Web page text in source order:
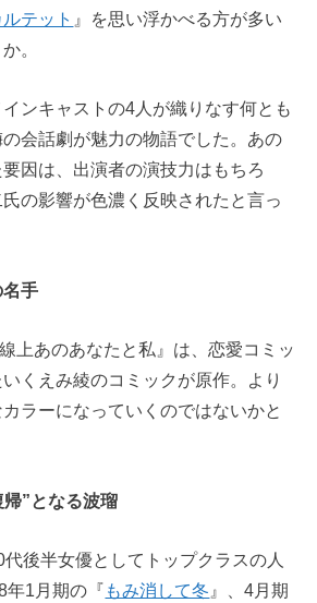
ルテット 』を思い浮かべる方が多い
。
インキャストの4人が織りなす何とも
会話劇が魅力の物語でした。あの
因は、出演者の演技力はもちろ
の影響が色濃く反映されたと言っ
手
上あのあなたと私』は、恋愛コミッ
くえみ綾のコミックが原作。より
ラーになっていくのではないかと
”となる波瑠
後半女優としてトップクラスの人
年1月期の『 もみ消して冬 』、4月期